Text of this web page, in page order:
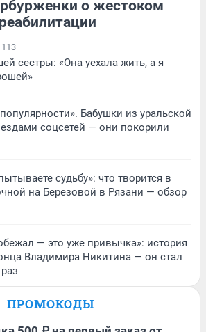
о жестоком
113
сестры: «Она уехала жить, а я
Бабушки из уральской
соцсетей — они покорили
судьбу»: что творится в
на Березовой в Рязани — обзор
— это уже привычка»: история
Владимира Никитина — он стал
ПРОМОКОДЫ